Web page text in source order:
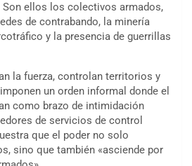
Son ellos los colectivos armados,
de contrabando, la minería
y la presencia de guerrillas
la fuerza, controlan territorios y
un orden informal donde el
como brazo de intimidación
de servicios de control
que el poder no solo
sino que también «asciende por